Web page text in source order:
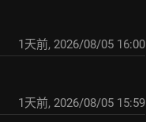
1天前, 2026/08/05 16:00
1天前, 2026/08/05 15:59